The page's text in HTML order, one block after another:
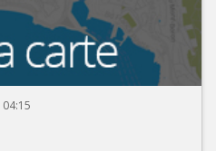
04:15